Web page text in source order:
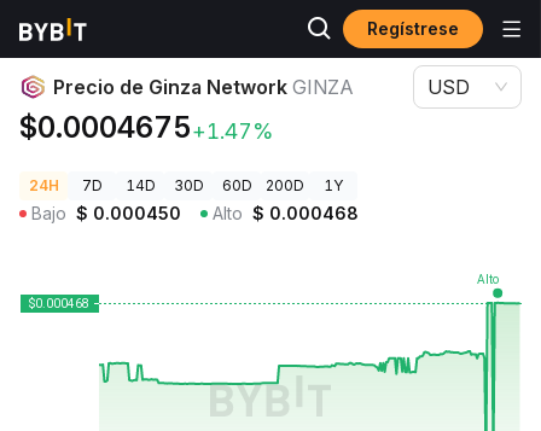
Regístrese
Precios de Criptomonedas Precio de Ginza Network GINZA
Precio de Ginza Network GINZA
$0.0004675+1.47%
USD
24H 7D 14D 30D 60D 200D 1Y
Bajo $ 0.000450 Alto $ 0.000468